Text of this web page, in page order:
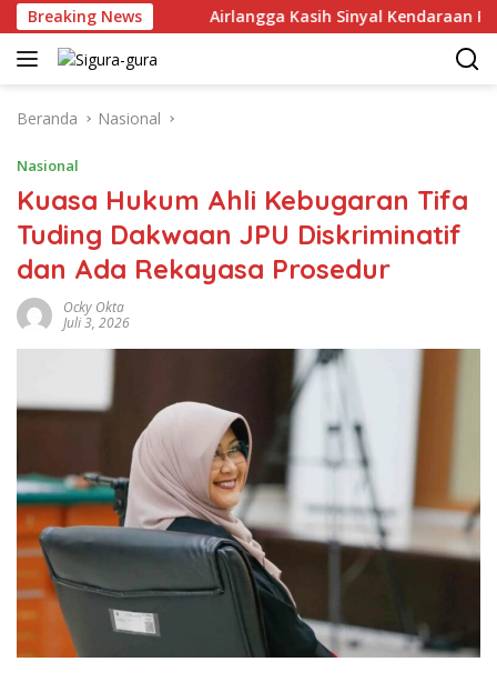
Langsung
ke
konten
Breaking News
Juni 2026 Airlangga Kasih Sinyal Kendaraan Pribadi
Beranda Nasional
Nasional
Kuasa Hukum Ahli Kebugaran Tifa
Tuding Dakwaan JPU Diskriminatif
dan Ada Rekayasa Prosedur
Ocky Okta
Juli 3, 2026